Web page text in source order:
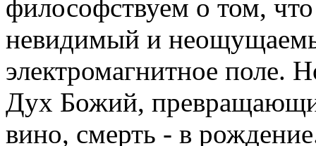
философствуем о том,
невидимый и
электромагнитное поле.
Дух Божий,
вино, смерть - в